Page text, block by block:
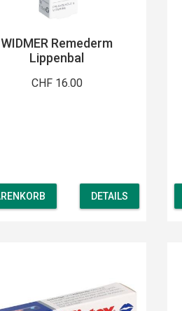
WIDMER Remederm
Lippenbal
CHF 16.00
DETAILS